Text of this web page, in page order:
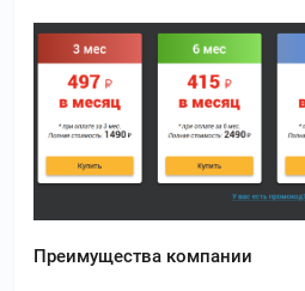
Преимущества компании